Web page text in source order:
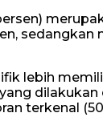
sedangkan
lebih
terkenal